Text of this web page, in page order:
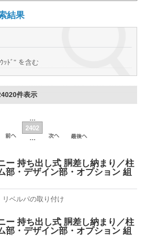
結果
ｯﾄﾞ" を含む
件表示
…
2402
…
ー 持ち出し式 胴差し納まり／柱
部・デザイン部・オプション 組
リベルパの取り付け
ー 持ち出し式 胴差し納まり／柱
部・デザイン部・オプション 組